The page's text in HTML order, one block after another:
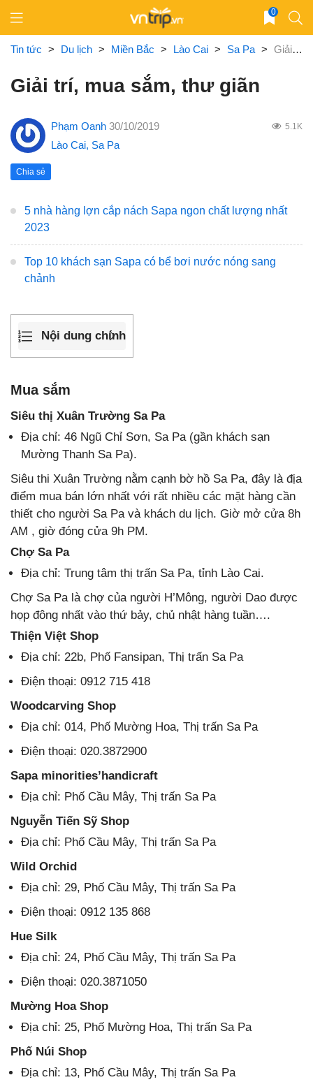
content
0
Tin tức > Du lịch > Miền Bắc > Lào Cai > Sa Pa > Giải trí, mua sắm, thư giãn
Giải trí, mua sắm, thư giãn
Phạm Oanh 30/10/2019 5.1K
Lào Cai, Sa Pa
Chia sẻ
5 nhà hàng lợn cắp nách Sapa ngon chất lượng nhất
2023
Top 10 khách sạn Sapa có bể bơi nước nóng sang
chảnh
Nội dung chính
Mua sắm
Siêu thị Xuân Trường Sa Pa
Địa chỉ: 46 Ngũ Chỉ Sơn, Sa Pa (gần khách sạn
Mường Thanh Sa Pa).
Siêu thi Xuân Trường nằm cạnh bờ hồ Sa Pa, đây là địa
điểm mua bán lớn nhất với rất nhiều các mặt hàng cần
thiết cho người Sa Pa và khách du lịch. Giờ mở cửa 8h
AM , giờ đóng cửa 9h PM.
Chợ Sa Pa
Địa chỉ: Trung tâm thị trấn Sa Pa, tỉnh Lào Cai.
Chợ Sa Pa là chợ của người H’Mông, người Dao được
họp đông nhất vào thứ bảy, chủ nhật hàng tuần….
Thiện Việt Shop
Địa chỉ: 22b, Phố Fansipan, Thị trấn Sa Pa
Điện thoại: 0912 715 418
Woodcarving Shop
Địa chỉ: 014, Phố Mường Hoa, Thị trấn Sa Pa
Điện thoại: 020.3872900
Sapa minorities’handicraft
Địa chỉ: Phố Cầu Mây, Thị trấn Sa Pa
Nguyễn Tiến Sỹ Shop
Địa chỉ: Phố Cầu Mây, Thị trấn Sa Pa
Wild Orchid
Địa chỉ: 29, Phố Cầu Mây, Thị trấn Sa Pa
Điện thoại: 0912 135 868
Hue Silk
Địa chỉ: 24, Phố Cầu Mây, Thị trấn Sa Pa
Điện thoại: 020.3871050
Mường Hoa Shop
Địa chỉ: 25, Phố Mường Hoa, Thị trấn Sa Pa
Phố Núi Shop
Địa chỉ: 13, Phố Cầu Mây, Thị trấn Sa Pa